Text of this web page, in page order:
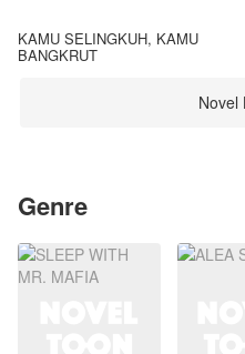
KAMU SELINGKUH, KAMU
BANGKRUT
Novel
Genre